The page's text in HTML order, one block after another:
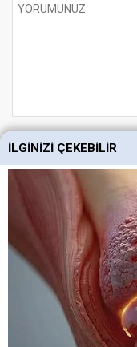
Küfür, hakaret,
içeren, imla kuralları ile
Türkçe karakter
onaylanmamaktadır.
İLGINIZI ÇEKEBILIR